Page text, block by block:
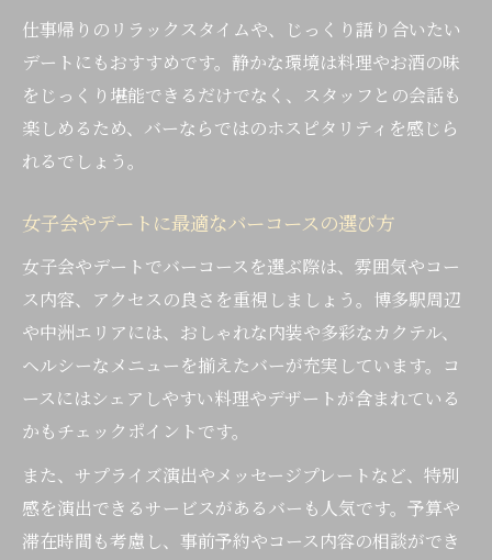
仕事帰りのリラックスタイムや、じっくり語り合いたい
デートにもおすすめです。静かな環境は料理やお酒の味
をじっくり堪能できるだけでなく、スタッフとの会話も
楽しめるため、バーならではのホスピタリティを感じら
れるでしょう。
女子会やデートに最適なバーコースの選び方
女子会やデートでバーコースを選ぶ際は、雰囲気やコー
ス内容、アクセスの良さを重視しましょう。博多駅周辺
や中洲エリアには、おしゃれな内装や多彩なカクテル、
ヘルシーなメニューを揃えたバーが充実しています。コ
ースにはシェアしやすい料理やデザートが含まれている
かもチェックポイントです。
また、サプライズ演出やメッセージプレートなど、特別
感を演出できるサービスがあるバーも人気です。予算や
滞在時間も考慮し、事前予約やコース内容の相談ができ